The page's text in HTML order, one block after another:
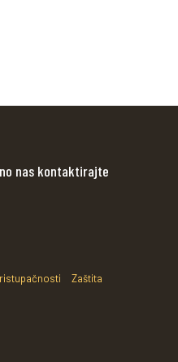
nas kontaktirajte
Zaštita